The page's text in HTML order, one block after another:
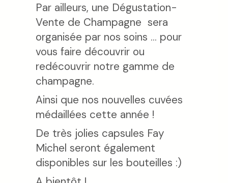
Par ailleurs, une Dégustation-
Vente de Champagne sera
organisée par nos soins ... pour
vous faire découvrir ou
redécouvrir notre gamme de
champagne.
Ainsi que nos nouvelles cuvées
médaillées cette année !
De très jolies capsules Fay
Michel seront également
disponibles sur les bouteilles :)